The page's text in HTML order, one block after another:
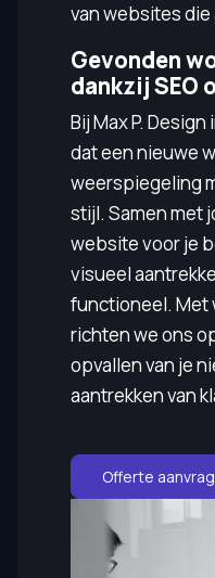
van websites
Gevonden
dankzij
Bij Max P.
dat een nieuwe
weerspiegeling
stijl. Samen met
website voor je
visueel
functioneel. Met
richten we ons
opvallen van je
aantrekken van
Offerte